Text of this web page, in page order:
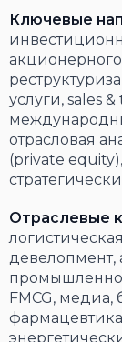
Ключевые
услуги, sales
отрасловая
(private
Отраслевые
девелопмент,
FMCG,